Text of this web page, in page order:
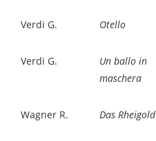
Verdi G. Otello
Verdi G.
Un ballo in
maschera
Wagner R. Das Rheigold